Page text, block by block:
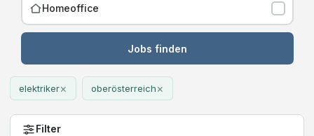
Homeoffice
Jobs finden
elektriker× oberösterreich×
Filter